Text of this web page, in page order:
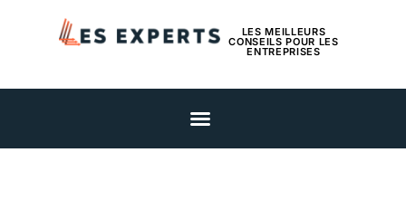
LES MEILLEURS
CONSEILS POUR LES
ENTREPRISES